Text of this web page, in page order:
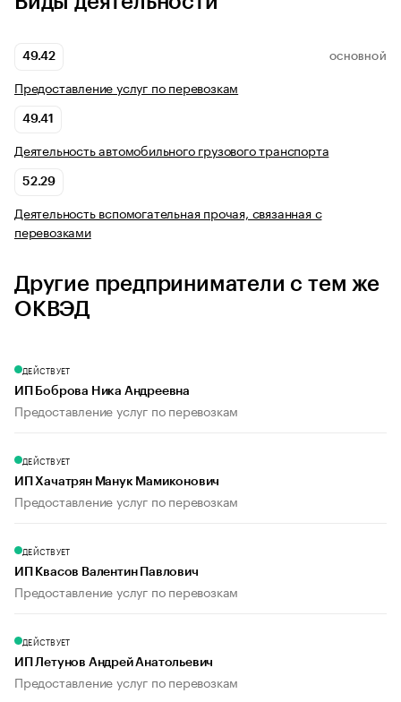
49.42 ОСНОВНОЙ
Предоставление услуг по перевозкам
49.41
Деятельность автомобильного грузового транспорта
52.29
Деятельность вспомогательная прочая, связанная с
перевозками
Другие предприниматели с тем же
ОКВЭД
ДЕЙСТВУЕТ
ИП Боброва Ника Андреевна
Предоставление услуг по перевозкам
ДЕЙСТВУЕТ
ИП Хачатрян Манук Мамиконович
Предоставление услуг по перевозкам
ДЕЙСТВУЕТ
ИП Квасов Валентин Павлович
Предоставление услуг по перевозкам
ДЕЙСТВУЕТ
ИП Летунов Андрей Анатольевич
Предоставление услуг по перевозкам